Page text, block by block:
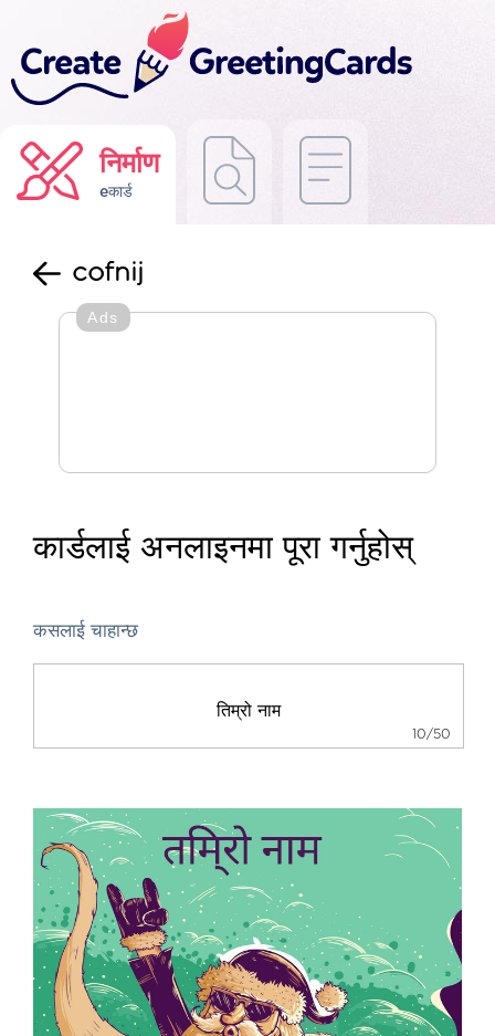
निर्माण
eकार्ड
cofnij
Ads
कार्डलाई अनलाइनमा पूरा गर्नुहोस्
कसलाई चाहान्छ
10/50